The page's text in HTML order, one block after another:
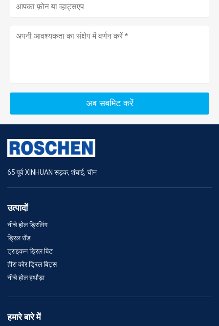
अब सबमिट करें
65 पूर्व XINHUAN सड़क, शंघाई, चीन
उत्पादों
नीचे होल ड्रिलिंग
ड्रिल रॉड
ट्राइकन ड्रिल बिट
हीरा कोर ड्रिल बिट्स
नीचे होल हथौड़ा
हमारे बारे में